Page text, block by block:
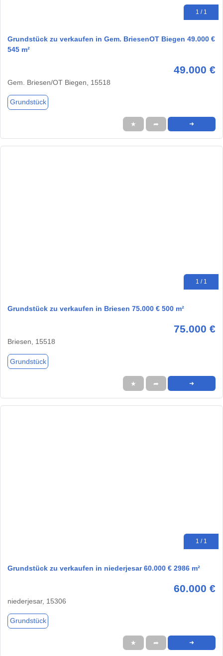
1 / 1
Grundstück zu verkaufen in Gem. BriesenOT Biegen 49.000 €
545 m²
49.000 €
Gem. Briesen/OT Biegen, 15518
Grundstück
★ ➦ ➜
1 / 1
Grundstück zu verkaufen in Briesen 75.000 € 500 m²
75.000 €
Briesen, 15518
Grundstück
★ ➦ ➜
1 / 1
Grundstück zu verkaufen in niederjesar 60.000 € 2986 m²
60.000 €
niederjesar, 15306
Grundstück
★ ➦ ➜